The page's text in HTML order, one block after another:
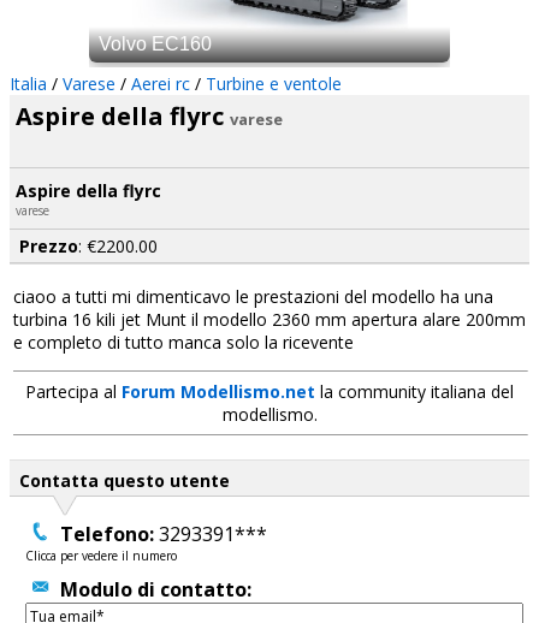
Italia / Varese / Aerei rc / Turbine e ventole
Aspire della flyrc varese
Aspire della flyrc
varese
Prezzo: €2200.00
ciaoo a tutti mi dimenticavo le prestazioni del modello ha una
turbina 16 kili jet Munt il modello 2360 mm apertura alare 200mm
e completo di tutto manca solo la ricevente
Partecipa al Forum Modellismo.net la community italiana del
modellismo.
Contatta questo utente
Telefono:3293391***
Clicca per vedere il numero
Modulo di contatto: